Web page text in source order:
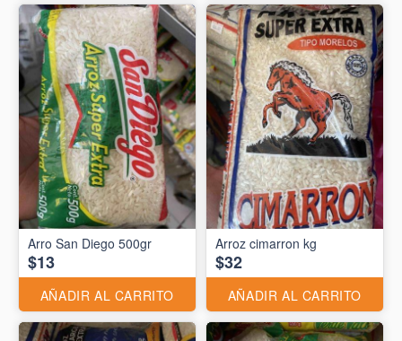
Arro San Diego 500gr
$13
AÑADIR AL CARRITO
Arroz cimarron kg
$32
AÑADIR AL CARRITO